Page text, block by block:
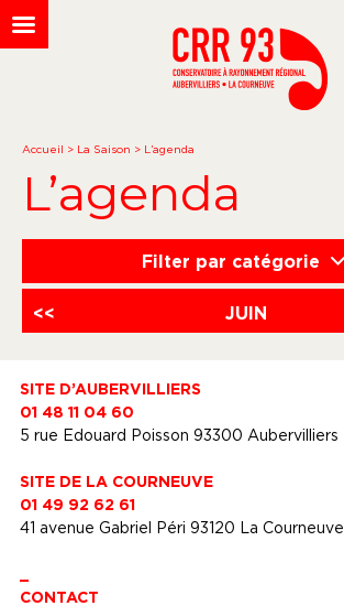
Accueil > La Saison > L’agenda
L’agenda
Filter par catégorie
<< JUIN
SITE D’AUBERVILLIERS
01 48 11 04 60
5 rue Edouard Poisson 93300 Aubervilliers
SITE DE LA COURNEUVE
01 49 92 62 61
41 avenue Gabriel Péri 93120 La Courneuve
CONTACT